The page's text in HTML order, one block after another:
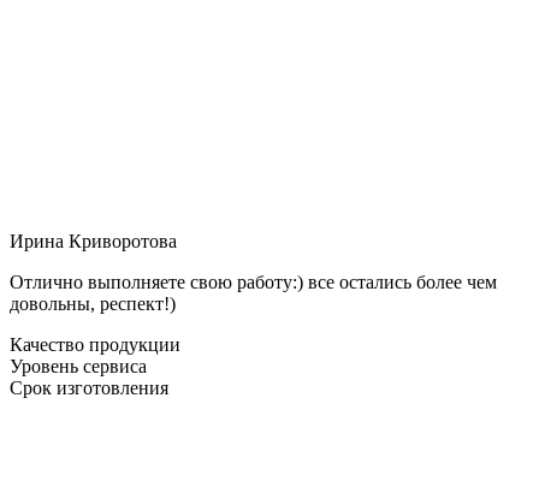
Ирина Криворотова
Отлично выполняете свою работу:) все остались более чем
довольны, респект!)
Качество продукции
Уровень сервиса
Срок изготовления